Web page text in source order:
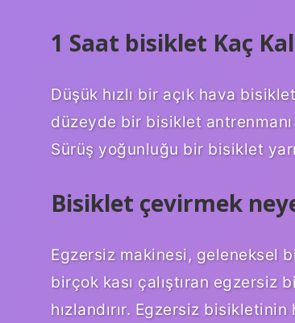
1 Saat bisiklet Kaç
Düşük hızlı bir açık hava
düzeyde bir bisiklet
Sürüş yoğunluğu bir bisiklet
Bisiklet çevirmek
Egzersiz makinesi, geleneksel
birçok kası çalıştıran egzersiz
hızlandırır. Egzersiz